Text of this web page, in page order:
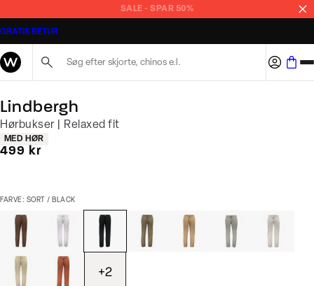
SALE - SPAR 50%
GRATIS RETUR
Lindbergh
Hørbukser | Relaxed fit
Produkt egenskaber
MED HØR
I alt (inkl. rabat)
499 kr
FARVE: SORT / BLACK
+2